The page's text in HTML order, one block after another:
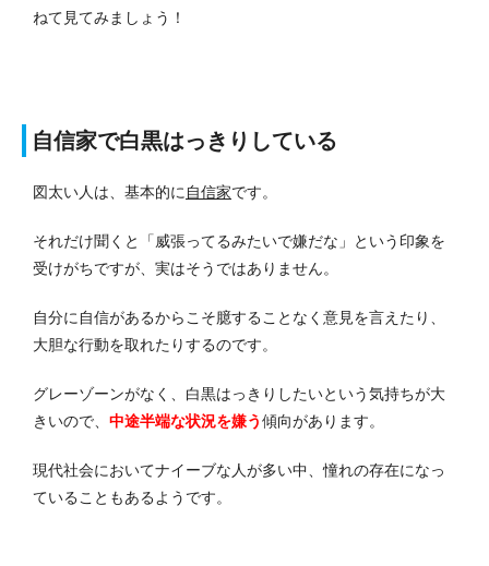
ねて見てみましょう！
自信家で白黒はっきりしている
図太い人は、基本的に 自信家です。
それだけ聞くと「威張ってるみたいで嫌だな」という印象を
受けがちですが、実はそうではありません。
自分に自信があるからこそ臆することなく意見を言えたり、
大胆な行動を取れたりするのです。
グレーゾーンがなく、白黒はっきりしたいという気持ちが大
きいので、 中途半端な状況を嫌う傾向があります。
現代社会においてナイーブな人が多い中、憧れの存在になっ
ていることもあるようです。